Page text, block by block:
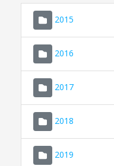
2015
2016
2017
2018
2019